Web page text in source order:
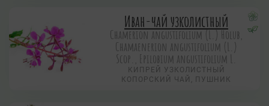
Иван-чай узколистный
Chamerion angustifolium (L.) Holub,
Chamaenerion angustifolium (L.)
Scop., Epilobium angustifolium L.
КИПРЕЙ УЗКОЛИСТНЫЙ
КОПОРСКИЙ ЧАЙ, ПУШНИК